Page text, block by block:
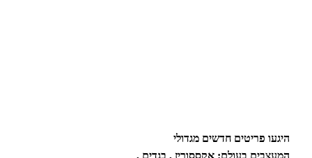
היגעו פריטים חדשים מגדולי
המעצבים בעולם: אקססוריז , בגדים ,